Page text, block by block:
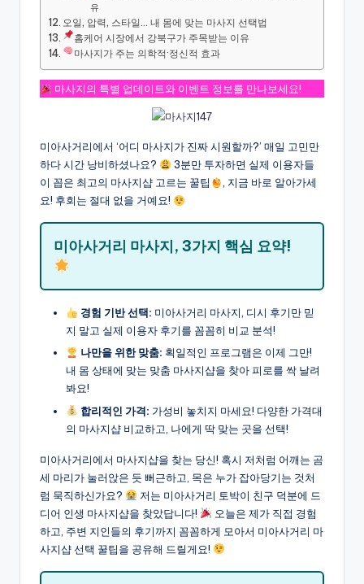
유
오일, 압력, 스타일… 내 몸에 맞는 마사지 선택법
홈케어 시장에서 강북구가 주목받는 이유
마사지가 주는 의학적·정신적 효과
마사지의 특별 업데이트와 이벤트 정보를 만나보세요!
미아사거리에서 ‘어디 마사지가 진짜 시원할까?’ 매일 고민만
하다 시간 낭비하셨나요?
3분만 투자하면 실제 이용자들
이 꼽은 최고의 마사지샵 고르는 꿀팁
, 지금 바로 알아가세
요! 후회는 절대 없을 거예요!
미아사거리 마사지, 3가지 핵심 요약!
경험 기반 선택: 미아사거리 마사지, 디시 후기만 믿
지 말고 실제 이용자 후기를 꼼꼼히 비교 분석!
나만을 위한 맞춤: 획일적인 프로그램은 이제 그만!
내 몸 상태에 맞는 맞춤 마사지샵을 찾아 피로를 싹 날려
봐요!
합리적인 가격: 가성비 놓치지 마세요! 다양한 가격대
의 마사지샵 비교하고, 나에게 딱 맞는 곳을 선택!
미아사거리에서 마사지샵을 찾는 당신! 혹시 저처럼 어깨는 곰
세 마리가 눌러앉은 듯 뻐근하고, 목은 누가 잡아당기는 것처
럼 묵직하신가요?
저는 미아사거리 토박이 친구 덕분에 드
디어 인생 마사지샵을 찾았답니다!
오늘은 제가 직접 경험
하고, 주변 지인들의 후기까지 꼼꼼하게 모아서 미아사거리 마
사지샵 선택 꿀팁을 공유해 드릴게요!